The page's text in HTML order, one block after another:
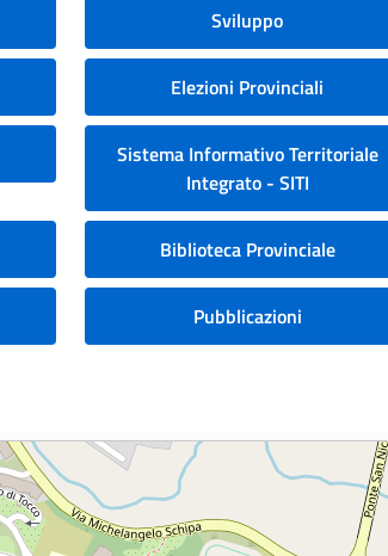
Sviluppo
Elezioni Provinciali
Sistema Informativo Territoriale
Integrato - SITI
Biblioteca Provinciale
Pubblicazioni